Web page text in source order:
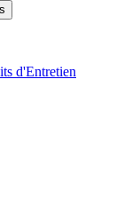
d'Entretien